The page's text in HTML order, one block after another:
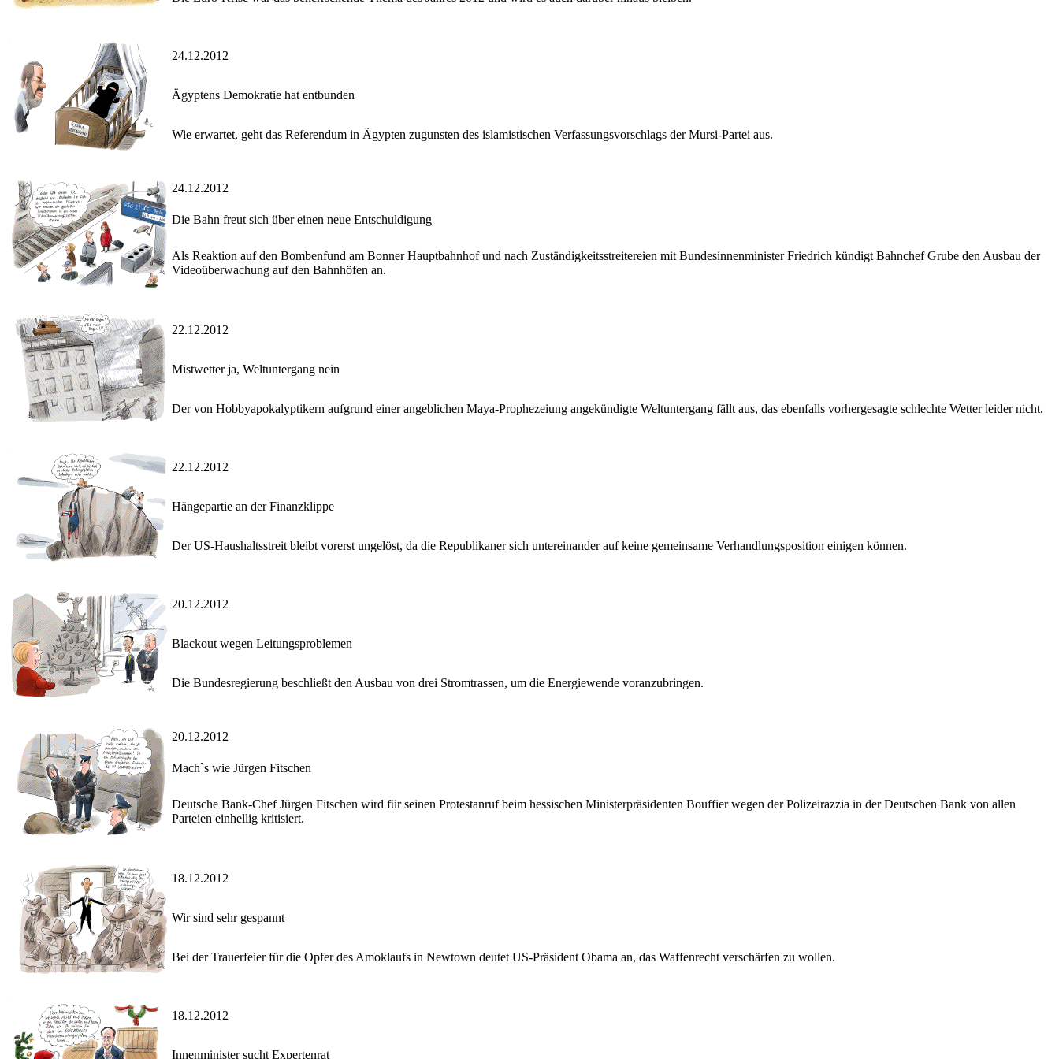
24.12.2012
Ägyptens Demokratie hat entbunden
Wie erwartet, geht das Referendum in Ägypten zugunsten des islamistischen Verfassungsvorschlags der Mursi-Partei aus.
24.12.2012
Die Bahn freut sich über einen neue Entschuldigung
Als Reaktion auf den Bombenfund am Bonner Hauptbahnhof und nach Zuständigkeitsstreitereien mit Bundesinnenminister Friedrich kündigt Bahnchef Grube den Ausbau der
Videoüberwachung auf den Bahnhöfen an.
22.12.2012
Mistwetter ja, Weltuntergang nein
Der von Hobbyapokalyptikern aufgrund einer angeblichen Maya-Prophezeiung angekündigte Weltuntergang fällt aus, das ebenfalls vorhergesagte schlechte Wetter leider nicht.
22.12.2012
Hängepartie an der Finanzklippe
Der US-Haushaltsstreit bleibt vorerst ungelöst, da die Republikaner sich untereinander auf keine gemeinsame Verhandlungsposition einigen können.
20.12.2012
Blackout wegen Leitungsproblemen
Die Bundesregierung beschließt den Ausbau von drei Stromtrassen, um die Energiewende voranzubringen.
20.12.2012
Mach`s wie Jürgen Fitschen
Deutsche Bank-Chef Jürgen Fitschen wird für seinen Protestanruf beim hessischen Ministerpräsidenten Bouffier wegen der Polizeirazzia in der Deutschen Bank von allen
Parteien einhellig kritisiert.
18.12.2012
Wir sind sehr gespannt
Bei der Trauerfeier für die Opfer des Amoklaufs in Newtown deutet US-Präsident Obama an, das Waffenrecht verschärfen zu wollen.
18.12.2012
Innenminister sucht Expertenrat